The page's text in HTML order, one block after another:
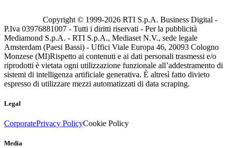
Copyright © 1999-2026 RTI S.p.A. Business Digital -
P.Iva 03976881007 - Tutti i diritti riservati - Per la pubblicità
Mediamond S.p.A. - RTI S.p.A., Mediaset N.V., sede legale
Amsterdam (Paesi Bassi) - Uffici Viale Europa 46, 20093 Cologno
Monzese (MI)Rispetto ai contenuti e ai dati personali trasmessi e/o
riprodotti è vietata ogni utilizzazione funzionale all’addestramento di
sistemi di intelligenza artificiale generativa. È altresì fatto divieto
espresso di utilizzare mezzi automatizzati di data scraping.
Legal
CorporatePrivacy PolicyCookie Policy
Media